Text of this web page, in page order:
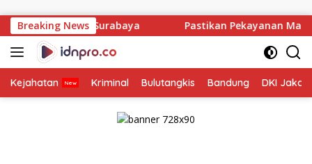
ke
konten
Breaking NewsPastikan Pekayanan Maksimal, Direksi Jasa
Kejahatan Kriminal Bulutangkis Bandung DKI